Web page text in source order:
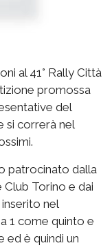
al 41° Rally Città
promossa
del
si correrà nel
patrocinato dalla
Club Torino e dai
nel
1 come quinto e
ed è quindi un